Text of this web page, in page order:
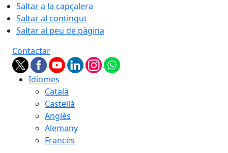
Saltar a la capçalera
Saltar al contingut
Saltar al peu de pàgina
Contactar
Idiomes
Català
Castellà
Anglès
Alemany
Francès